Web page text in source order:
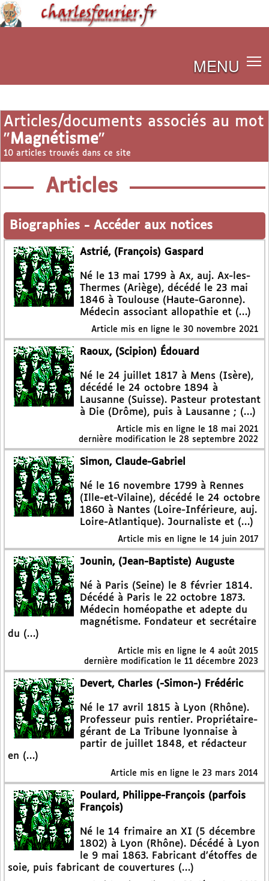
MENU
Articles/documents associés au mot
"Magnétisme"
10 articles trouvés dans ce site
Articles
Biographies - Accéder aux notices
Astrié, (François) Gaspard
Né le 13 mai 1799 à Ax, auj. Ax-les-
Thermes (Ariège), décédé le 23 mai
1846 à Toulouse (Haute-Garonne).
Médecin associant allopathie et (…)
Article mis en ligne le 30 novembre 2021
Raoux, (Scipion) Édouard
Né le 24 juillet 1817 à Mens (Isère),
décédé le 24 octobre 1894 à
Lausanne (Suisse). Pasteur protestant
à Die (Drôme), puis à Lausanne ; (…)
Article mis en ligne le 18 mai 2021
dernière modification le 28 septembre 2022
Simon, Claude-Gabriel
Né le 16 novembre 1799 à Rennes
(Ille-et-Vilaine), décédé le 24 octobre
1860 à Nantes (Loire-Inférieure, auj.
Loire-Atlantique). Journaliste et (…)
Article mis en ligne le 14 juin 2017
Jounin, (Jean-Baptiste) Auguste
Né à Paris (Seine) le 8 février 1814.
Décédé à Paris le 22 octobre 1873.
Médecin homéopathe et adepte du
magnétisme. Fondateur et secrétaire
du (…)
Article mis en ligne le 4 août 2015
dernière modification le 11 décembre 2023
Devert, Charles (-Simon-) Frédéric
Né le 17 avril 1815 à Lyon (Rhône).
Professeur puis rentier. Propriétaire-
gérant de La Tribune lyonnaise à
partir de juillet 1848, et rédacteur
en (…)
Article mis en ligne le 23 mars 2014
Poulard, Philippe-François (parfois
François)
Né le 14 frimaire an XI (5 décembre
1802) à Lyon (Rhône). Décédé à Lyon
le 9 mai 1863. Fabricant d’étoffes de
soie, puis fabricant de couvertures (…)